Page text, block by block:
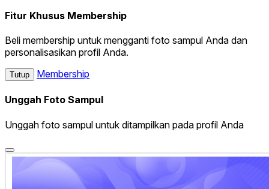
Fitur Khusus Membership
Beli membership untuk mengganti foto sampul Anda dan
personalisasikan profil Anda.
Tutup Membership
Unggah Foto Sampul
Unggah foto sampul untuk ditampilkan pada profil Anda